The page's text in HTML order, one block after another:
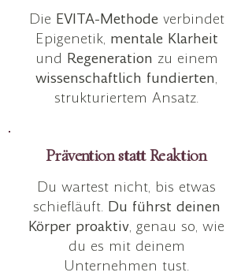
Die EVITA-Methode verbindet
Epigenetik, mentale Klarheit
und Regeneration zu einem
wissenschaftlich fundierten,
strukturiertem Ansatz.
Prävention statt Reaktion
Du wartest nicht, bis etwas
schiefläuft. Du führst deinen
Körper proaktiv, genau so, wie
du es mit deinem
Unternehmen tust.